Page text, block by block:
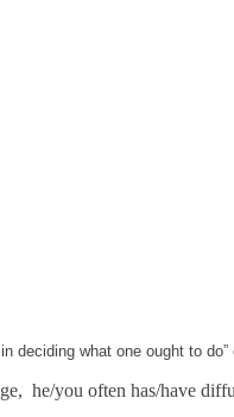
deciding what one ought to
he/you often has/have